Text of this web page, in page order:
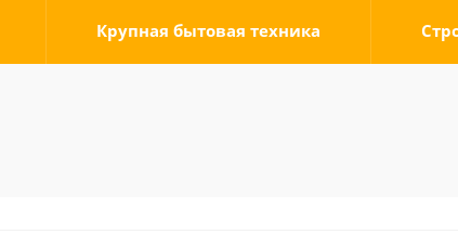
Крупная бытовая техника